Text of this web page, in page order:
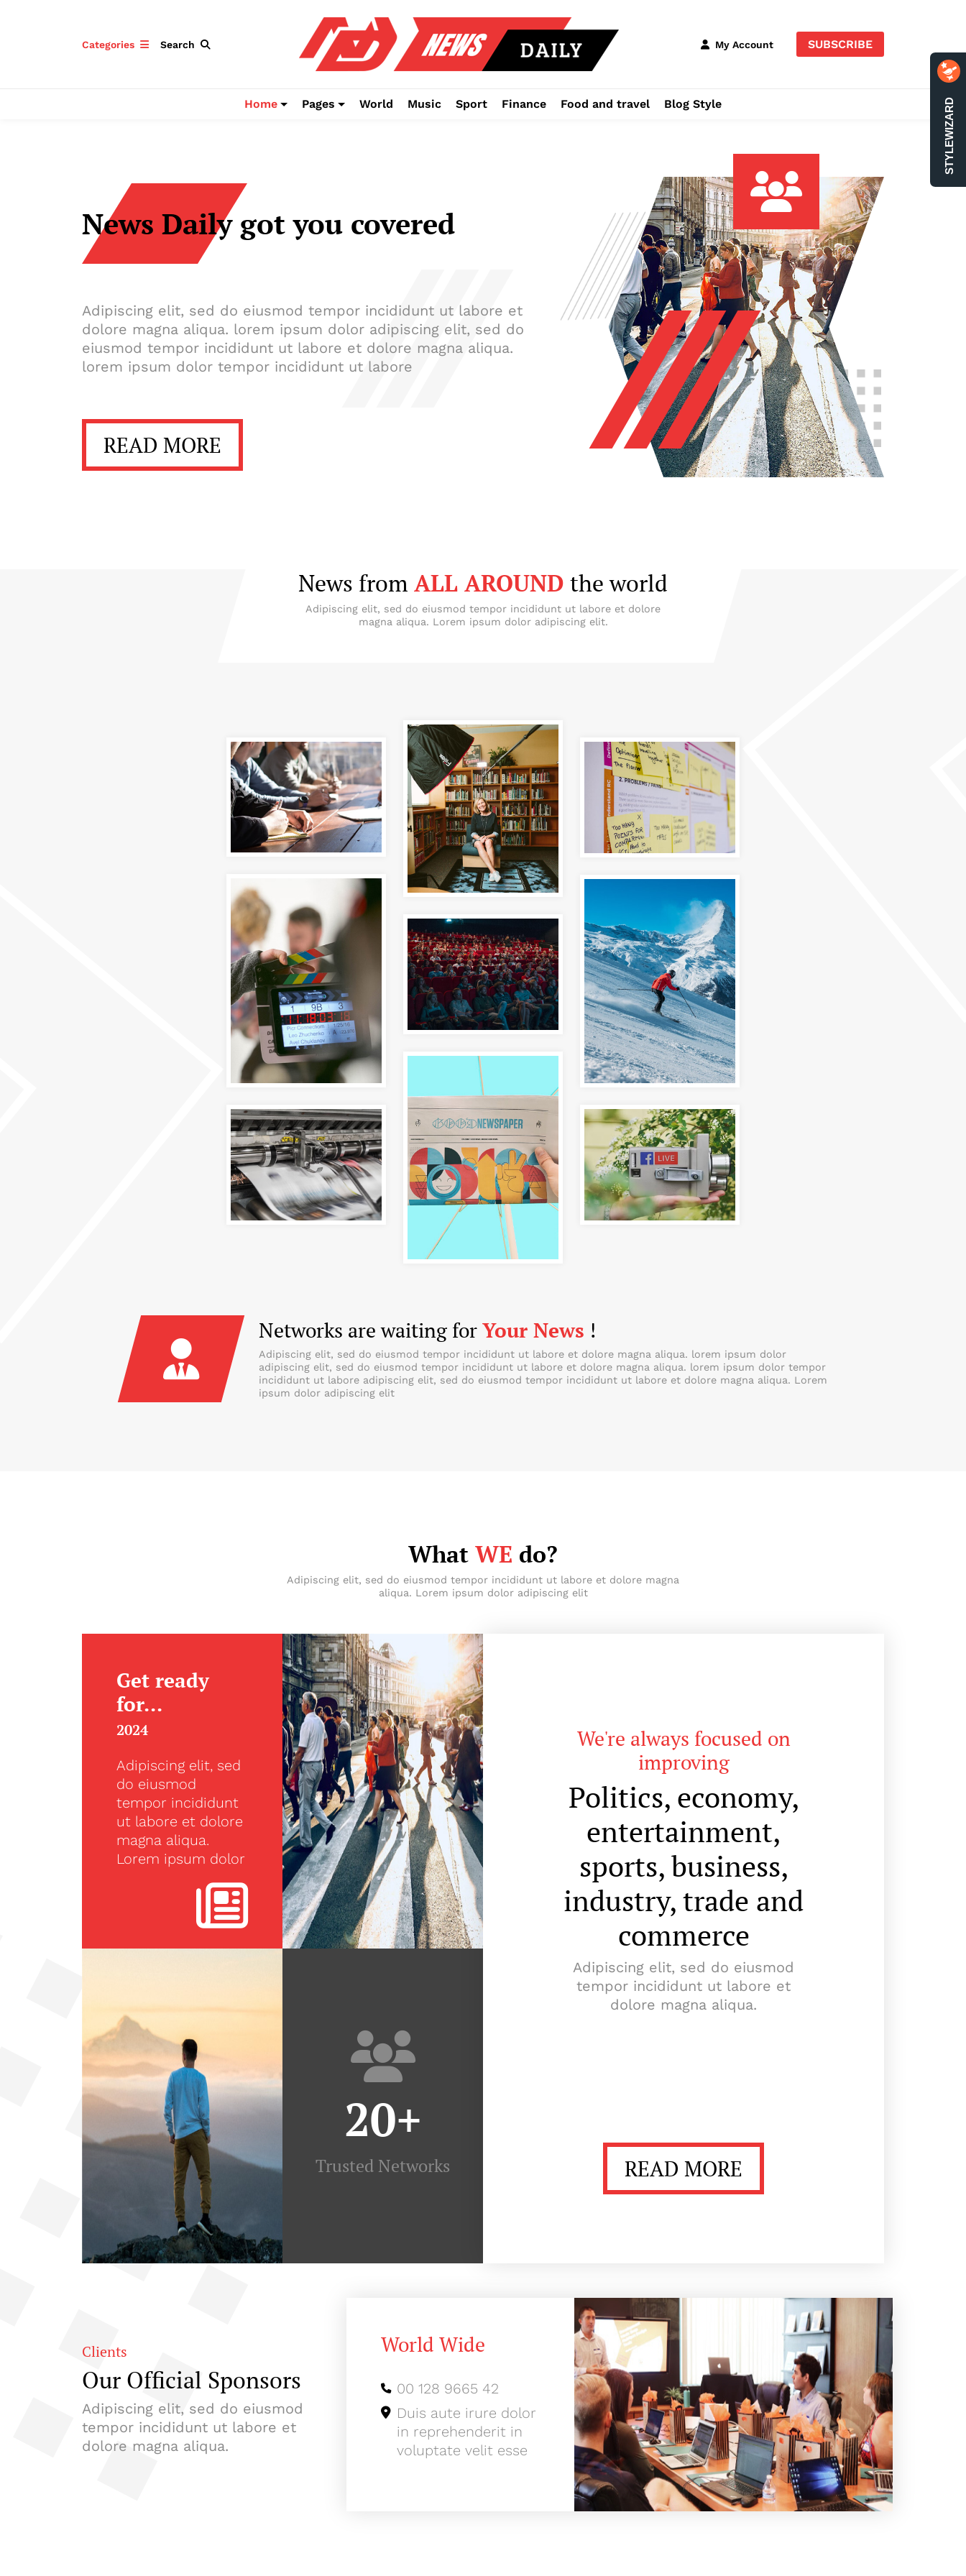
Categories Search My Account SUBSCRIBE
Home Pages World Music Sport Finance Food and travel Blog Style
News Daily got you covered
Adipiscing elit, sed do eiusmod tempor incididunt ut labore et
dolore magna aliqua. lorem ipsum dolor adipiscing elit, sed do
eiusmod tempor incididunt ut labore et dolore magna aliqua.
lorem ipsum dolor tempor incididunt ut labore
READ MORE
News from ALL AROUND the world
Adipiscing elit, sed do eiusmod tempor incididunt ut labore et dolore
magna aliqua. Lorem ipsum dolor adipiscing elit.
Networks are waiting forYour News !
Adipiscing elit, sed do eiusmod tempor incididunt ut labore et dolore magna aliqua. lorem ipsum dolor
adipiscing elit, sed do eiusmod tempor incididunt ut labore et dolore magna aliqua. lorem ipsum dolor tempor
incididunt ut labore adipiscing elit, sed do eiusmod tempor incididunt ut labore et dolore magna aliqua. Lorem
ipsum dolor adipiscing elit
What WE do?
Adipiscing elit, sed do eiusmod tempor incididunt ut labore et dolore magna
aliqua. Lorem ipsum dolor adipiscing elit
Get ready
for...
2024
Adipiscing elit, sed
do eiusmod
tempor incididunt
ut labore et dolore
magna aliqua.
Lorem ipsum dolor
20+
Trusted Networks
We're always focused on
improving
Politics, economy,
entertainment,
sports, business,
industry, trade and
commerce
Adipiscing elit, sed do eiusmod
tempor incididunt ut labore et
dolore magna aliqua.
READ MORE
Clients
Our Official Sponsors
Adipiscing elit, sed do eiusmod
tempor incididunt ut labore et
dolore magna aliqua.
World Wide
00 128 9665 42
Duis aute irure dolor
in reprehenderit in
voluptate velit esse
STYLEWIZARD